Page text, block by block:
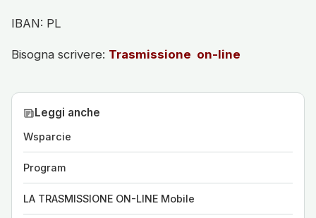
IBAN: PL
Bisogna scrivere: Trasmissione on-line
Leggi anche
Wsparcie
Program
LA TRASMISSIONE ON-LINE Mobile